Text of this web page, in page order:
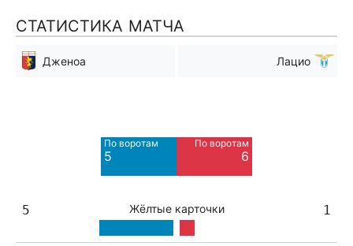
СТАТИСТИКА МАТЧА
Дженоа Лацио
По воротам
5
По воротам
6
5 Жёлтые карточки 1